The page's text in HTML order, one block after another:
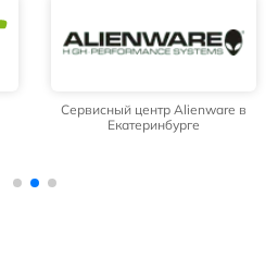
Сервисный центр Alienware в
Екатеринбурге